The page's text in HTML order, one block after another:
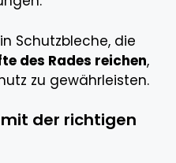
Schutzbleche, die
des Rades reichen,
zu gewährleisten.
der richtigen